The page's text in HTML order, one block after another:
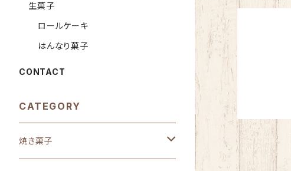
生菓子
ロールケーキ
はんなり菓子
CONTACT
CATEGORY
焼き菓子